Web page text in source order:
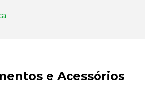
e Acessórios